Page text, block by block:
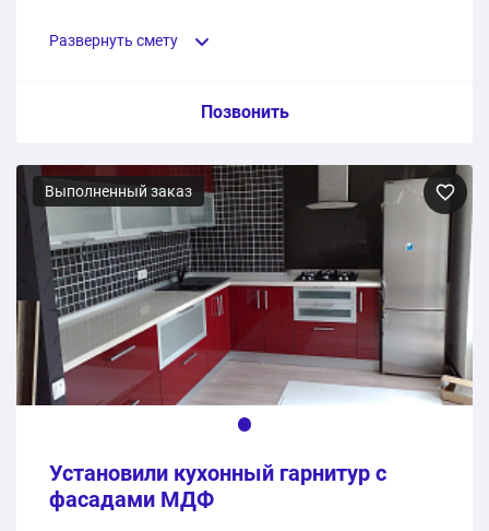
Развернуть смету
Пункт сметы / Ед. изм. / Цена
Прямая кухня из МДФ в эмали, столешница Кедр
1 шт. 145300 ₽
Сборка
1 услуга 31200 ₽
Общая стоимость: 176500 ₽
Позвонить
Выполненный заказ
Установили кухонный гарнитур с
фасадами МДФ